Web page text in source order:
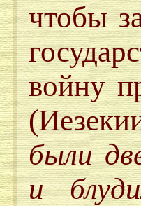
чтобы
войну
были
и